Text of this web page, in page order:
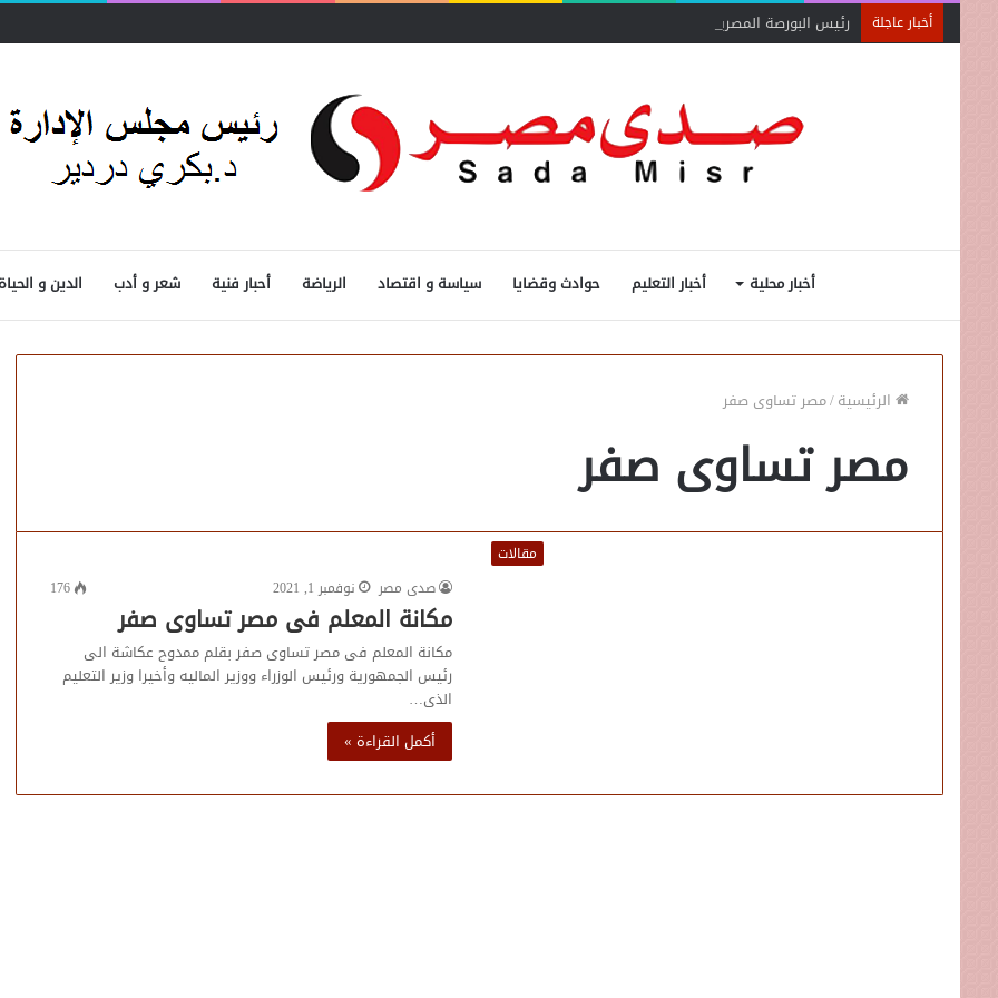
أخبار عاجلة رئيس البورصة المصرية يلتقي رئيس جهاز التمثيل التجاري
أخبار محلية أخبار التعليم حوادث وقضايا سياسة و اقتصاد الرياضة أحبار فنية شعر و أدب الدين و الحياة
الرئيسية/مصر تساوى صفر
مصر تساوى صفر
مقالات
صدى مصر
نوفمبر 1, 2021 176
مكانة المعلم فى مصر تساوى صفر
مكانة المعلم فى مصر تساوى صفر بقلم ممدوح عكاشة الى
رئيس الجمهورية ورئيس الوزراء ووزير الماليه وأخيرا وزير التعليم
الذى…
أكمل القراءة »